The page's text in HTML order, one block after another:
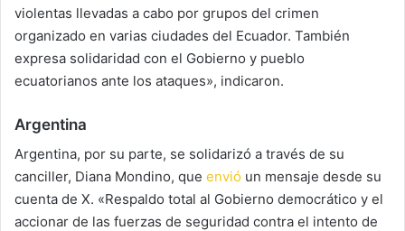
violentas llevadas a cabo por grupos del crimen
organizado en varias ciudades del Ecuador. También
expresa solidaridad con el Gobierno y pueblo
ecuatorianos ante los ataques», indicaron.
Argentina
Argentina, por su parte, se solidarizó a través de su
canciller, Diana Mondino, que envió un mensaje desde su
cuenta de X. «Respaldo total al Gobierno democrático y el
accionar de las fuerzas de seguridad contra el intento de